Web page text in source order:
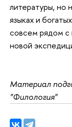
литературы, но
языках и
совсем рядом с
новой
Материал
"Филология"